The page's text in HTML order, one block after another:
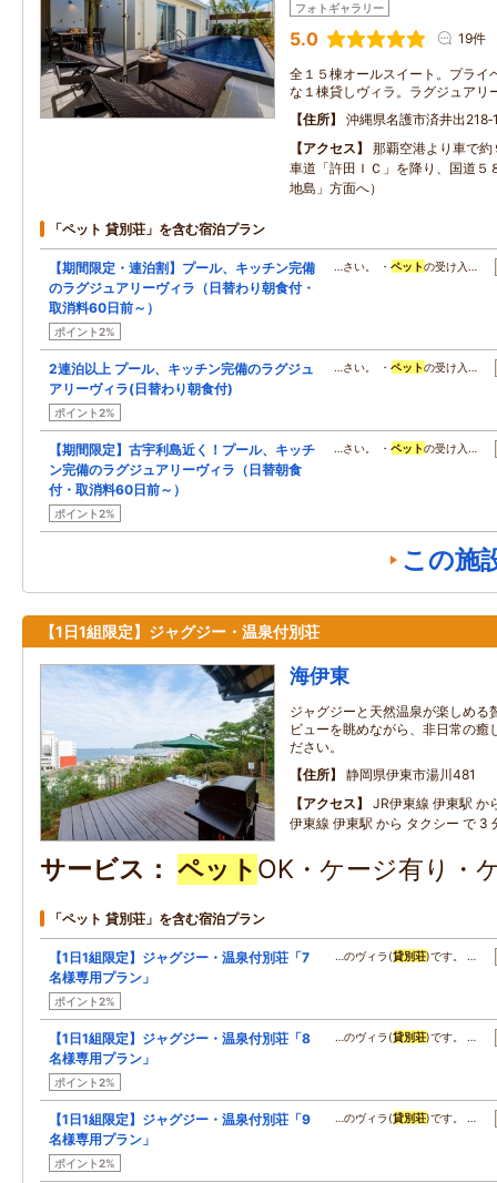
フォトギャラリー
5.0 19件
全１５棟オールスイート。プライ
な１棟貸しヴィラ。ラグジュアリ
住所
沖縄県名護市済井出
アクセス
那覇空港より車で
車道「許田ＩＣ」を降り、国道５
地島」方面へ）
「ペット 貸別荘」を含む宿泊プラン
【期間限定・連泊割】プール、キッチン完備
のラグジュアリーヴィラ（日替わり朝食付・
取消料60日前～）
ポイント2%
…さい。 ・ペットの受け入…
2連泊以上 プール、キッチン完備のラグジュ
アリーヴィラ(日替わり朝食付)
ポイント2%
…さい。 ・ペットの受け入…
【期間限定】古宇利島近く！プール、キッチ
ン完備のラグジュアリーヴィラ（日替朝食
付・取消料60日前～）
ポイント2%
…さい。 ・ペットの受け入…
この施
【1日1組限定】ジャグジー・温泉付別荘
海伊東
ジャグジーと天然温泉が楽しめる
ビューを眺めながら、非日常の癒
ださい。
住所
静岡県伊東市湯川481
アクセス
JR伊東線 伊東駅 か
伊東線 伊東駅 から タクシー で 3
サービス ペット OK・ケージ有り・
「ペット 貸別荘」を含む宿泊プラン
【1日1組限定】ジャグジー・温泉付別荘「7
名様専用プラン」
ポイント2%
…のヴィラ(貸別荘)です。 …
【1日1組限定】ジャグジー・温泉付別荘「8
名様専用プラン」
ポイント2%
…のヴィラ(貸別荘)です。 …
【1日1組限定】ジャグジー・温泉付別荘「9
名様専用プラン」
ポイント2%
…のヴィラ(貸別荘)です。 …